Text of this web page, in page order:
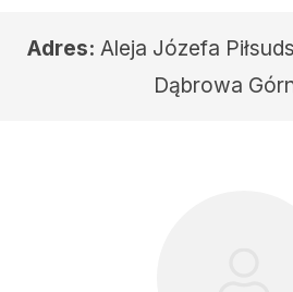
Adres: Aleja Józefa
Dąbrowa